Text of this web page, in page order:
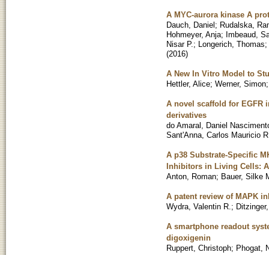
A MYC-aurora kinase A
Dauch, Daniel; Rudalska,
Hohmeyer, Anja; Imbeaud,
Nisar P. ; Longerich, Thomas;
(2016)
A New In Vitro Model to
Hettler, Alice; Werner, Simon
A novel scaffold for EGFR
derivatives
do Amaral, Daniel
Sant'Anna, Carlos Mauricio
A p38 Substrate-Specific
Inhibitors in Living Cells:
Anton, Roman; Bauer, Silke
A patent review of MAPK
Wydra, Valentin R. ;
A smartphone readout
digoxigenin
Ruppert, Christoph; Phogat,